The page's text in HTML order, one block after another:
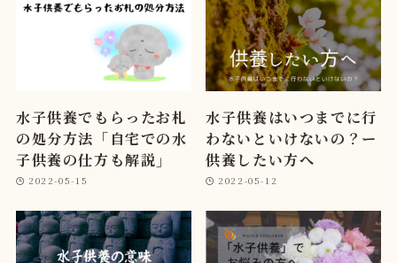
水子供養でもらったお札
の処分方法「自宅での水
子供養の仕方も解説」
2022-05-15
水子供養はいつまでに行
わないといけないの？ー
供養したい方へ
2022-05-12